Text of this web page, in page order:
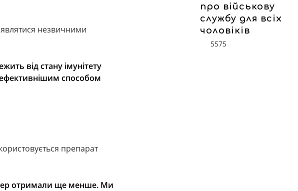
незвичними
від стану імунітету
способом
препарат
отримали ще менше. Ми
про військову
службу для всіх
чоловіків
5575